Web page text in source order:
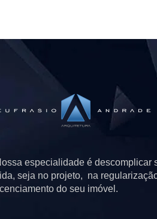
especialidade é descomplicar
seja no projeto, na
do seu imóvel.